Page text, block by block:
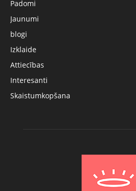
Padomi
Jaunumi
blogi
Izklaide
Attiecības
Interesanti
Skaistumkopšana